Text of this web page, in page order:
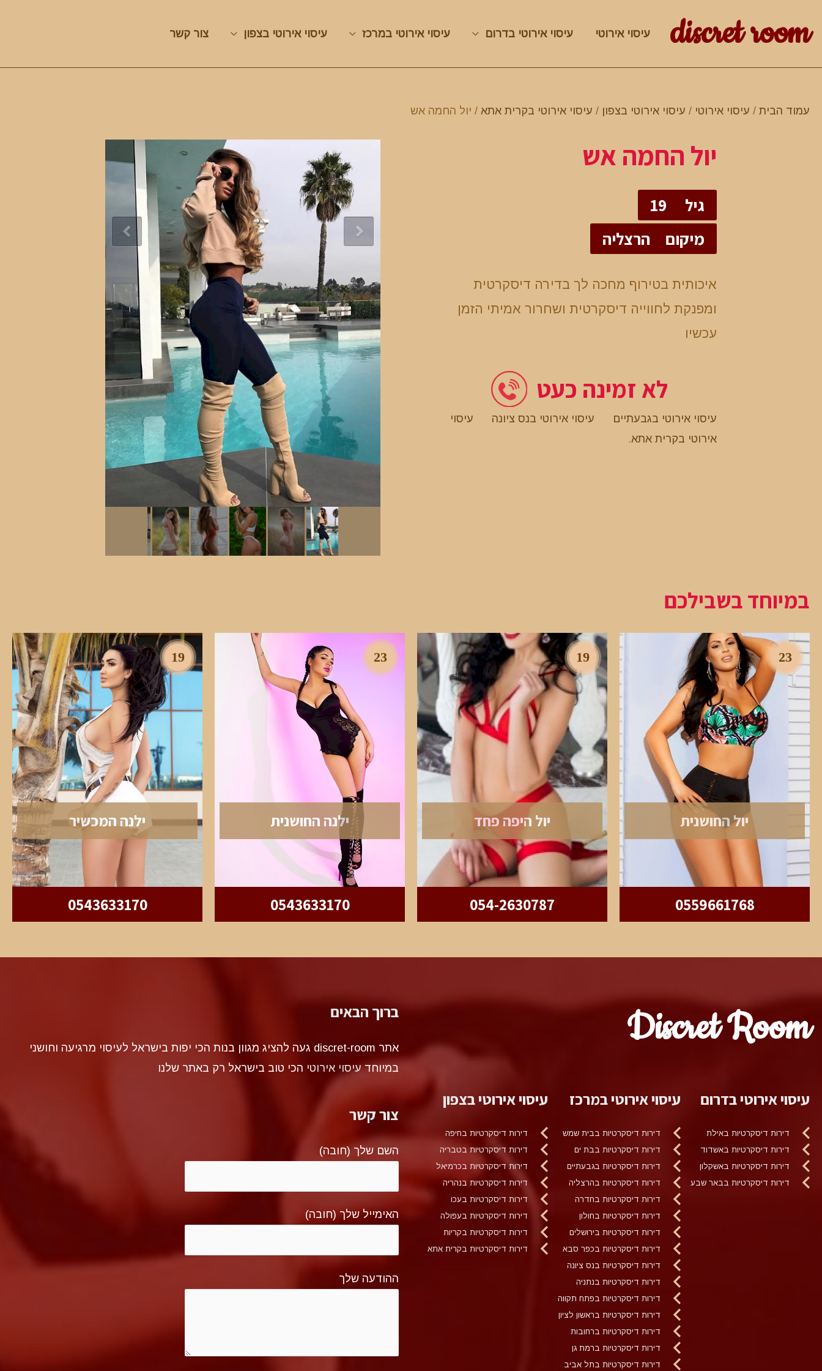
discret room עיסוי אירוטי עיסוי אירוטי בדרום עיסוי אירוטי במרכז עיסוי אירוטי בצפון צור קשר
עמוד הבית / עיסוי אירוטי / עיסוי אירוטי בצפון / עיסוי אירוטי בקרית אתא / יול החמה אש
יול החמה אש
גיל
19
מיקום
הרצליה
איכותית בטירוף מחכה לך בדירה דיסקרטית
ומפנקת לחווייה דיסקרטית ושחרור אמיתי הזמן
עכשיו
לא זמינה כעט
עיסוי אירוטי בגבעתיים עיסוי אירוטי בנס ציונה
עיסוי
אירוטי בקרית אתא.
במיוחד בשבילכם
23
יול החושנית
0559661768
19
יול היפה פחד
054-2630787
23
ילנה החושנית
0543633170
19
ילנה המכשיר
0543633170
Discret Room
עיסוי אירוטי בדרום
דירות דיסקרטיות באילת
דירות דיסקרטיות באשדוד
דירות דיסקרטיות באשקלון
דירות דיסקרטיות בבאר שבע
עיסוי אירוטי במרכז
דירות דיסקרטיות בבית שמש
דירות דיסקרטיות בבת ים
דירות דיסקרטיות בגבעתיים
דירות דיסקרטיות בהרצליה
דירות דיסקרטיות בחדרה
דירות דיסקרטיות בחולון
דירות דיסקרטיות בירושלים
דירות דיסקרטיות בכפר סבא
דירות דיסקרטיות בנס ציונה
דירות דיסקרטיות בנתניה
דירות דיסקרטיות בפתח תקווה
דירות דיסקרטיות בראשון לציון
דירות דיסקרטיות ברחובות
דירות דיסקרטיות ברמת גן
דירות דיסקרטיות בתל אביב
עיסוי אירוטי בצפון
דירות דיסקרטיות בחיפה
דירות דיסקרטיות בטבריה
דירות דיסקרטיות בכרמיאל
דירות דיסקרטיות בנהריה
דירות דיסקרטיות בעכו
דירות דיסקרטיות בעפולה
דירות דיסקרטיות בקריות
דירות דיסקרטיות בקרית אתא
ברוך הבאים
אתר discret-room געה להציג מגוון בנות הכי יפות בישראל לעיסוי מרגיעה וחושני
במיוחדעיסוי אירוטי הכי טוב בישראל רק באתר שלנו
צור קשר
השם שלך (חובה)
האימייל שלך (חובה)
ההודעה שלך